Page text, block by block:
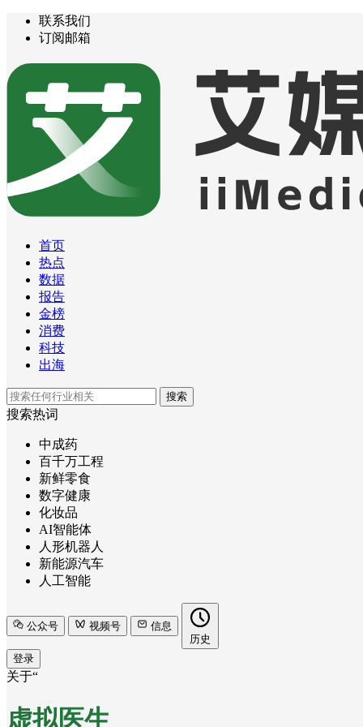
联系我们
订阅邮箱
首页
热点
数据
报告
金榜
消费
科技
出海
搜索
搜索热词
中成药
百千万工程
新鲜零食
数字健康
化妆品
AI智能体
人形机器人
新能源汽车
人工智能
公众号 视频号
信息
历史
登录
关于“
虚拟医生